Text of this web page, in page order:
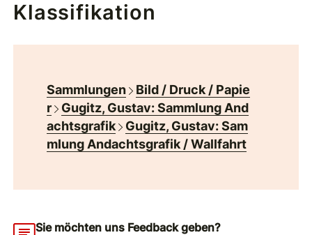
Klassifikation
Sammlungen
Bild / Druck / Papie
r
Gugitz, Gustav: Sammlung And
achtsgrafik
Gugitz, Gustav: Sam
mlung Andachtsgrafik / Wallfahrt
Sie möchten uns Feedback geben?